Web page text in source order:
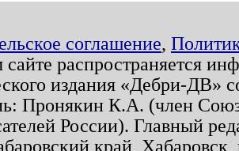
соглашение,
распространяется
издания «Дебри-ДВ»
Пронякин К.А. (член
России). Главный
край,